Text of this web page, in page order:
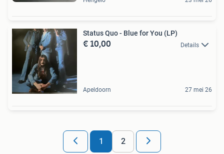
Status Quo - Blue for You (LP)
€ 10,00 Details
Apeldoorn 27 mei 26
1 2